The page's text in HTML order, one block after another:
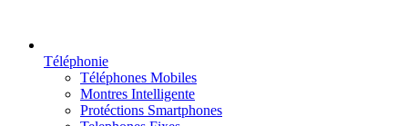
Téléphonie
Téléphones Mobiles
Montres Intelligente
Protéctions Smartphones